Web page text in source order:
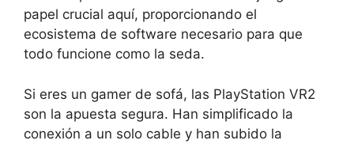
papel crucial aquí, proporcionando el
ecosistema de software necesario para que
todo funcione como la seda.
Si eres un gamer de sofá, las PlayStation VR2
son la apuesta segura. Han simplificado la
conexión a un solo cable y han subido la